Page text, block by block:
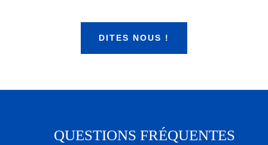
DITES NOUS !
QUESTIONS FRÉQUENTES